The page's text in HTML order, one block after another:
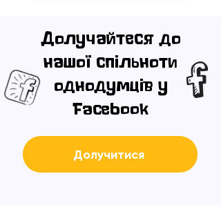
Долучайтеся до
нашої спільноти
однодумців у
Facebook
Долучитися